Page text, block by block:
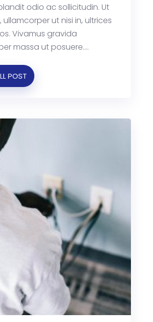
odio ac sollicitudin. Ut
ullamcorper ut nisi in, ultrices
Vivamus gravida
massa ut posuere....
POST